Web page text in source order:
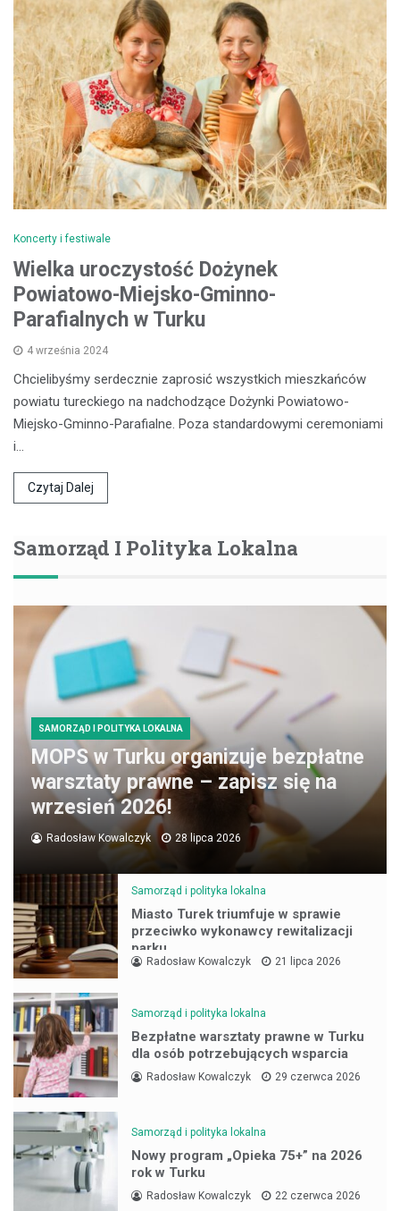
Koncerty i festiwale
Wielka uroczystość Dożynek
Powiatowo-Miejsko-Gminno-
Parafialnych w Turku
4 września 2024
Chcielibyśmy serdecznie zaprosić wszystkich mieszkańców
powiatu tureckiego na nadchodzące Dożynki Powiatowo-
Miejsko-Gminno-Parafialne. Poza standardowymi ceremoniami
i…
Czytaj Dalej
Samorząd I Polityka Lokalna
SAMORZĄD I POLITYKA LOKALNA
MOPS w Turku organizuje bezpłatne
warsztaty prawne – zapisz się na
wrzesień 2026!
Radosław Kowalczyk 28 lipca 2026
Samorząd i polityka lokalna
Miasto Turek triumfuje w sprawie
przeciwko wykonawcy rewitalizacji
parku
Radosław Kowalczyk 21 lipca 2026
Samorząd i polityka lokalna
Bezpłatne warsztaty prawne w Turku
dla osób potrzebujących wsparcia
Radosław Kowalczyk 29 czerwca 2026
Samorząd i polityka lokalna
Nowy program „Opieka 75+” na 2026
rok w Turku
Radosław Kowalczyk 22 czerwca 2026